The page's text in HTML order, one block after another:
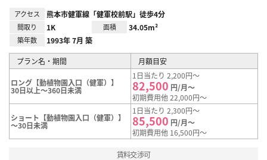
アクセス 熊本市健軍線「健軍校前駅」徒歩4分
間取り 1K 面積 34.05m²
築年数 1993年 7月 築
プラン名・期間 月額目安
ロング【動植物園入口（健軍）】
30日以上～360日未満
1日当たり 2,200円～
82,500 円/月～
初期費用他 22,000円～
ショート【動植物園入口（健軍）】
～30日未満
1日当たり 2,300円～
85,500 円/月～
初期費用他 16,500円～
賃料交渉可